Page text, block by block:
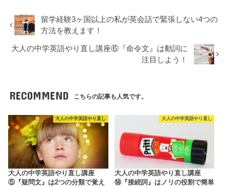
留学経験3ヶ国以上の私が英会話で緊張しない4つの
方法を教えます！
大人の中学英語やり直し講座⑥『命令文』は動詞に
注目しよう！
RECOMMEND こちらの記事も人気です。
大人の中学英語やり直し
大人の中学英語やり直し講座
⑤『疑問文』は2つの分類で覚え
大人の中学英語やり直し
大人の中学英語やり直し講座
⑭『接続詞』はノリの役割で簡単